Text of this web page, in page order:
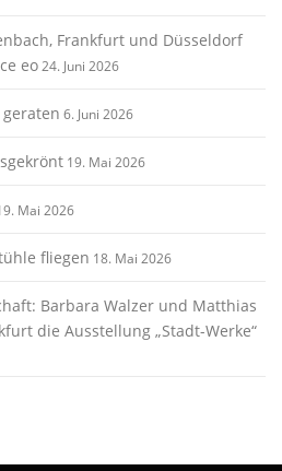
Frankfurt und Düsseldorf
eo24. Juni 2026
6. Juni 2026
19. Mai 2026
Mai 2026
fliegen 18. Mai 2026
Barbara Walzer und Matthias
die Ausstellung „Stadt-Werke“